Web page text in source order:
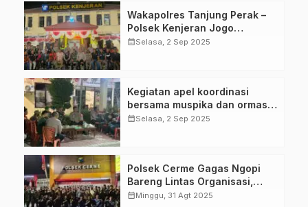
Wakapolres Tanjung Perak –
Polsek Kenjeran Jogo
Suroboyo, Madas Kenjeran
calendar_monthSelasa, 2 Sep 2025
Kegiatan apel koordinasi
bersama muspika dan ormas
dan perguruan silat dlm
calendar_monthSelasa, 2 Sep 2025
Polsek Cerme Gagas Ngopi
Bareng Lintas Organisasi,
Jaga Kondusivitas Gresik
calendar_monthMinggu, 31 Agt 2025